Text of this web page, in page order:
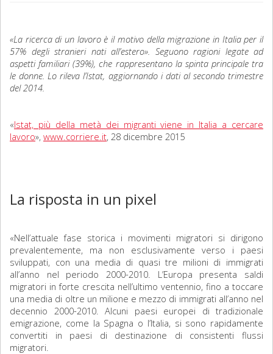
Matematica
Diritto
«La ricerca di un lavoro è il motivo della migrazione in Italia per il
57% degli stranieri nati all’estero». Seguono ragioni legate ad
aspetti familiari (39%), che rappresentano la spinta principale tra
le donne. Lo rileva l’Istat, aggiornando i dati al secondo trimestre
del 2014.
«Istat, più della metà dei migranti viene in Italia a cercare
lavoro», www.corriere.it, 28 dicembre 2015
La risposta in un pixel
«Nell’attuale fase storica i movimenti migratori si dirigono
prevalentemente, ma non esclusivamente verso i paesi
sviluppati, con una media di quasi tre milioni di immigrati
all’anno nel periodo 2000-2010. L’Europa presenta saldi
migratori in forte crescita nell’ultimo ventennio, fino a toccare
una media di oltre un milione e mezzo di immigrati all’anno nel
decennio 2000-2010. Alcuni paesi europei di tradizionale
emigrazione, come la Spagna o l’Italia, si sono rapidamente
convertiti in paesi di destinazione di consistenti flussi
migratori.